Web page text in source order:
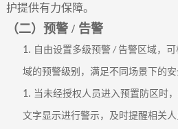
护提供有力保障。
（二）预警 / 告警
1. 自由设置多级预警/ 告警区域，
域的预警级别，满足不同场景下的安
1. 当未经授权人员进入预置防区时
文字显示进行警示，及时提醒相关人